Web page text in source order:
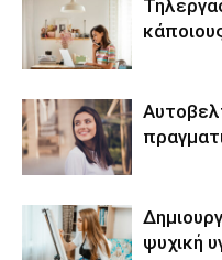
ψυχική